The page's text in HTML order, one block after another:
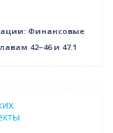
Финансовые
42–46 и 47.1